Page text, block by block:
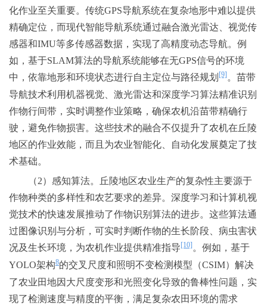
化作业至关重要。传统GPS导航系统在复杂地形中难以提供
精确定位，而现代智能导航系统通过融合激光雷达、视觉传
感器和IMU等多传感器数据，实现了高精度动态导航。例
如，基于SLAM算法的导航系统能够在无GPS信号的环境
中，依靠地形和环境状态进行自主定位与路径规划 [9] 。苗带
导航技术利用机器视觉、激光雷达和深度学习算法精准识别
作物行间带，实时调整作业策略，确保农机沿苗带精确行
驶，避免作物损害。这些技术的融合不仅提升了农机在丘陵
地区的作业效能，而且为农业智能化、自动化发展奠定了技
术基础。
（2）感知算法。丘陵地区农业生产的复杂性主要源于
作物种类的多样性和农艺要求的差异。深度学习和计算机视
觉技术的快速发展推动了作物识别算法的进步。这些算法通
过图像识别与分析，可实时判断作物的生长阶段、病虫害状
况及生长环境，为农机作业提供精准指导 [10] 。例如，基于
YOLO架构8的交叉尺度和照明不变检测模型（CSIM）解决
了农业田地因大尺度变形和光照变化导致的鲁棒性问题，实
现了检测速度与精度的平衡，满足复杂农田环境的需求